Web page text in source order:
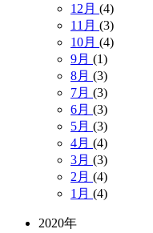
12月 (4)
11月 (3)
10月 (4)
9月 (1)
8月 (3)
7月 (3)
6月 (3)
5月 (3)
4月 (4)
3月 (3)
2月 (4)
1月 (4)
2020年